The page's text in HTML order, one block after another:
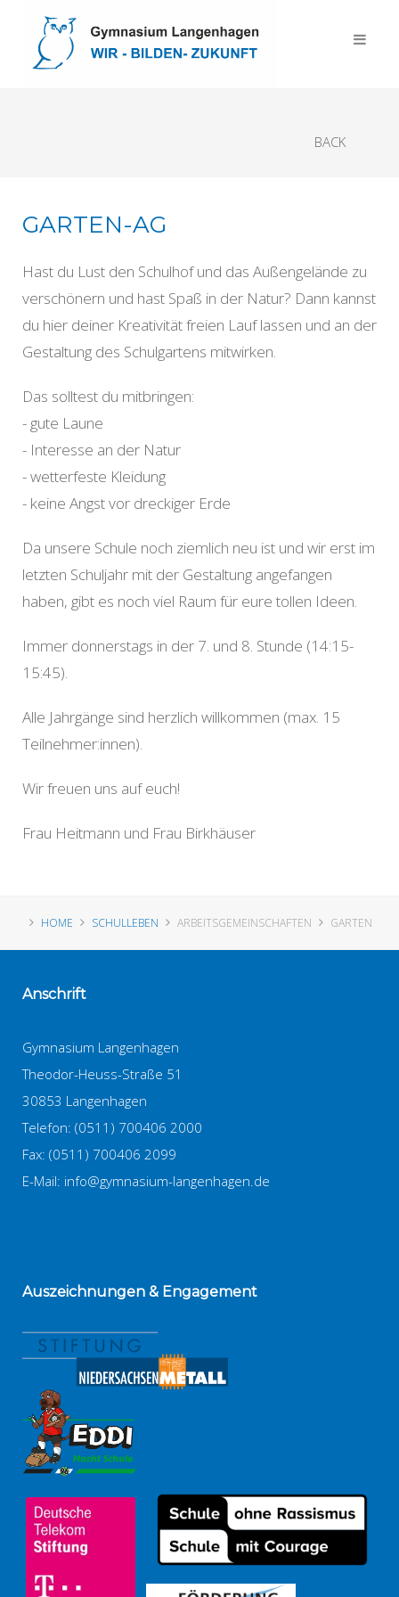
BACK
GARTEN-AG
Hast du Lust den Schulhof und das Außengelände zu
verschönern und hast Spaß in der Natur? Dann kannst
du hier deiner Kreativität freien Lauf lassen und an der
Gestaltung des Schulgartens mitwirken.
Das solltest du mitbringen:
- gute Laune
- Interesse an der Natur
- wetterfeste Kleidung
- keine Angst vor dreckiger Erde
Da unsere Schule noch ziemlich neu ist und wir erst im
letzten Schuljahr mit der Gestaltung angefangen
haben, gibt es noch viel Raum für eure tollen Ideen.
Immer donnerstags in der 7. und 8. Stunde (14:15-
15:45).
Alle Jahrgänge sind herzlich willkommen (max. 15
Teilnehmer:innen).
Wir freuen uns auf euch!
Frau Heitmann und Frau Birkhäuser
HOME SCHULLEBEN ARBEITSGEMEINSCHAFTEN GARTEN
Anschrift
Gymnasium Langenhagen
Theodor-Heuss-Straße 51
30853 Langenhagen
Telefon: (0511) 700406 2000
Fax: (0511) 700406 2099
E-Mail: info@gymnasium-langenhagen.de
Auszeichnungen & Engagement